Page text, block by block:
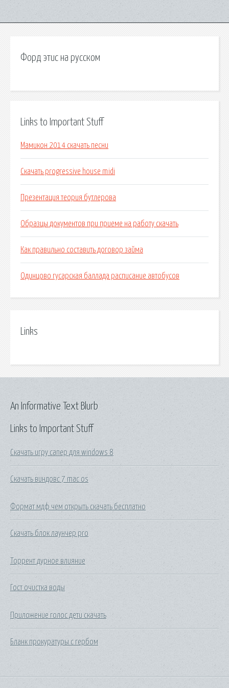
Форд этис на русском
Links to Important Stuff
Мамикон 2014 скачать песни
Скачать progressive house midi
Презентация теория бутлерова
Образцы документов при приеме на работу скачать
Как правильно составить договор займа
Одинцово гусарская баллада расписание автобусов
Links
Links to Important Stuff
Скачать игру сапер для windows 8
Скачать виндовс 7 mac os
Формат мдф чем открыть скачать бесплатно
Скачать блок лаунчер pro
Торрент дурное влияние
Гост очистка воды
Приложение голос дети скачать
Бланк прокуратуры с гербом
An Informative Text Blurb